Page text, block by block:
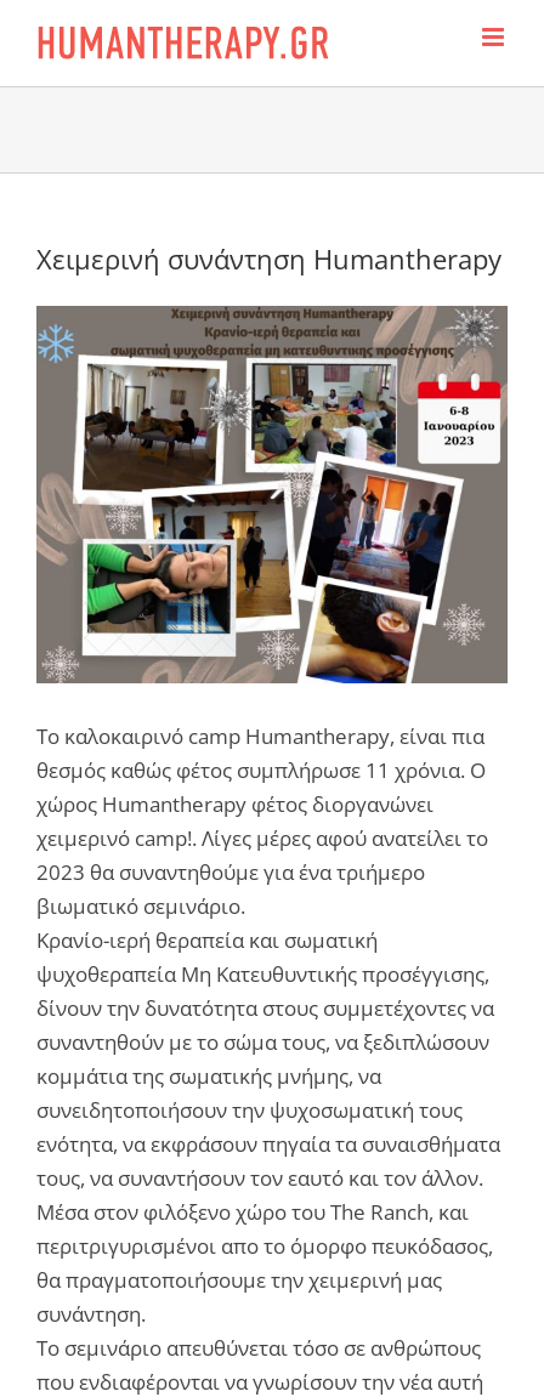
content
Χειμερινή συνάντηση Humantherapy
View
Larger
Image
Το καλοκαιρινό camp Humantherapy, είναι πια
θεσμός καθώς φέτος συμπλήρωσε 11 χρόνια. O
χώρος Humantherapy φέτος διοργανώνει
χειμερινό camp!. Λίγες μέρες αφού ανατείλει το
2023 θα συναντηθούμε για ένα τριήμερο
βιωματικό σεμινάριο.
Κρανίο-ιερή θεραπεία και σωματική
ψυχοθεραπεία Μη Κατευθυντικής προσέγγισης,
δίνουν την δυνατότητα στους συμμετέχοντες να
συναντηθούν με το σώμα τους, να ξεδιπλώσουν
κομμάτια της σωματικής μνήμης, να
συνειδητοποιήσουν την ψυχοσωματική τους
ενότητα, να εκφράσουν πηγαία τα συναισθήματα
τους, να συναντήσουν τον εαυτό και τον άλλον.
Μέσα στον φιλόξενο χώρο του The Ranch, και
περιτριγυρισμένοι απο το όμορφο πευκόδασος,
θα πραγματοποιήσουμε την χειμερινή μας
συνάντηση.
Το σεμινάριο απευθύνεται τόσο σε ανθρώπους
που ενδιαφέρονται να γνωρίσουν την νέα αυτή